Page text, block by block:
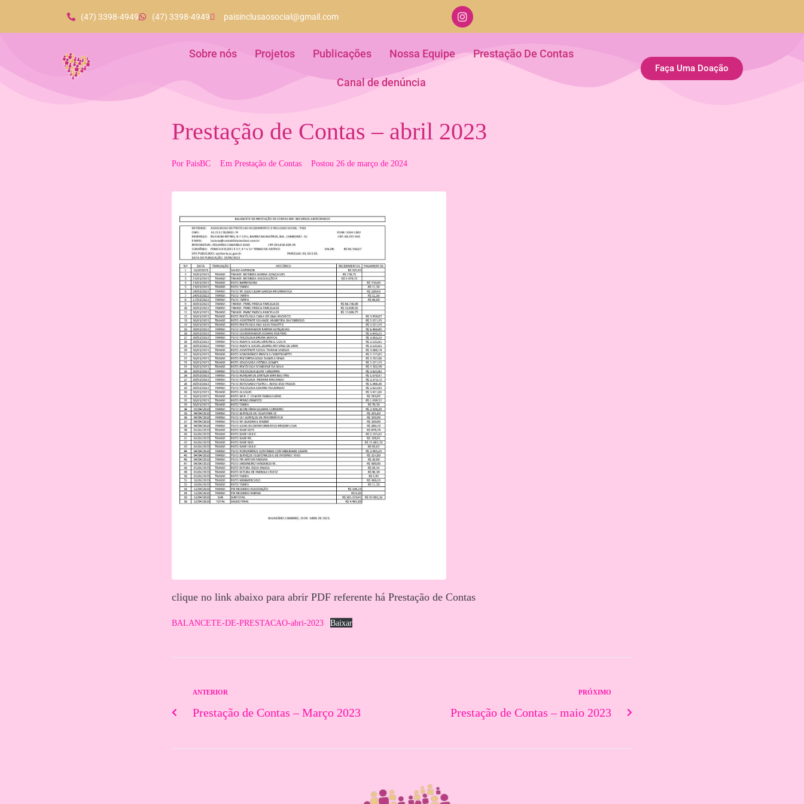
(47) 3398-4949 (47) 3398-4949 paisinclusaosocial@gmail.com
Sobre nós Projetos Publicações Nossa Equipe Prestação De Contas
Canal de denúncia
Faça Uma Doação
Prestação de Contas – abril 2023
Por PaisBC Em Prestação de Contas Postou 26 de março de 2024
clique no link abaixo para abrir PDF referente há Prestação de Contas
BALANCETE-DE-PRESTACAO-abri-2023 Baixar
ANTERIOR
Prestação de Contas – Março 2023
PRÓXIMO
Prestação de Contas – maio 2023